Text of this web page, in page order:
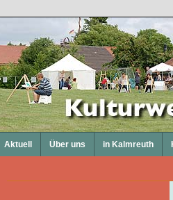
Aktuell Über uns in Kalmreuth